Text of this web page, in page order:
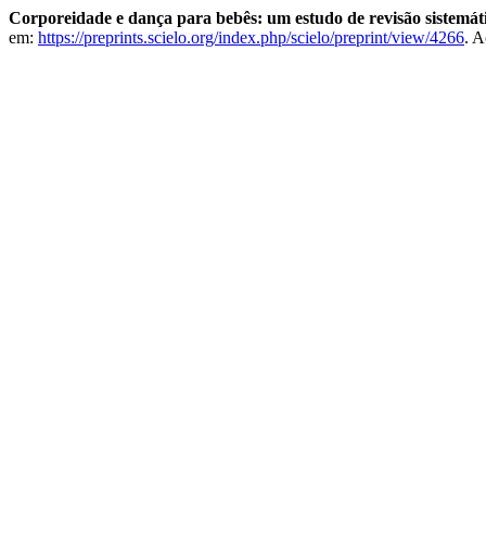
Corporeidade e dança para bebês: um estudo de revisão
em: https://preprints.scielo.org/index.php/scielo/preprint/view/4266.